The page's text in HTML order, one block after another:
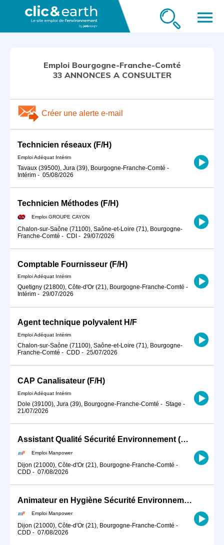
menu
Emploi Bourgogne-Franche-Comté
33 ANNONCES A CONSULTER
Créer une alerte e-mail
Technicien réseaux (F/H)
Emploi Adéquat Intérim
Tavaux (39500), Jura (39), Bourgogne-Franche-Comté -
Intérim - 05/08/2026
Technicien Méthodes (F/H)
Emploi GROUPE CAYON
Chalon-sur-Saône (71100), Saône-et-Loire (71), Bourgogne-
Franche-Comté - CDI - 29/07/2026
Comptable Fournisseur (F/H)
Emploi Adéquat Intérim
Quetigny (21800), Côte-d'Or (21), Bourgogne-Franche-Comté -
Intérim - 29/07/2026
Agent technique polyvalent H/F
Emploi Adéquat Intérim
Chalon-sur-Saône (71100), Saône-et-Loire (71), Bourgogne-
Franche-Comté - CDD - 25/07/2026
CAP Canalisateur (F/H)
Emploi Adéquat Intérim
Dole (39100), Jura (39), Bourgogne-Franche-Comté - Stage -
21/07/2026
Assistant Qualité Sécurité Environnement (QSE) CDD 6 mois à DIJON 21000 (H/F)
Emploi Manpower
Dijon (21000), Côte-d'Or (21), Bourgogne-Franche-Comté -
CDD - 07/08/2026
Animateur en Hygiène Sécurité Environnement en CDD à Dijon (H/F)
Emploi Manpower
Dijon (21000), Côte-d'Or (21), Bourgogne-Franche-Comté -
CDD - 07/08/2026